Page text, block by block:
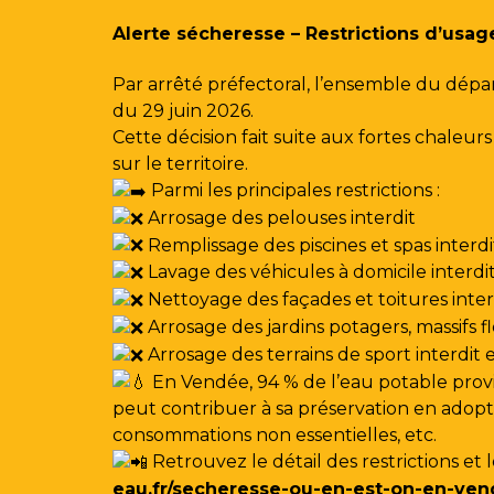
Alerte sécheresse – Restrictions
Par arrêté préfectoral, l’ensemble du
du 29 juin 2026.
Cette décision fait suite aux fortes
sur le territoire.
Parmi les principales restrictions :
Arrosage des pelouses interdit
Remplissage des piscines et spas
Lavage des véhicules à domicile interdit
Nettoyage des façades et toitures
Arrosage des jardins potagers,
Arrosage des terrains de sport interdit
En Vendée, 94 % de l’eau potable
peut contribuer à sa préservation en
consommations non essentielles, etc.
Retrouvez le détail des restrictions et
eau.fr/secheresse-ou-en-est-on-en-